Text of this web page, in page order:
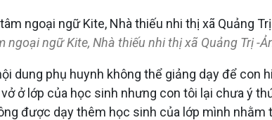
ngữ Kite, Nhà thiếu nhi thị xã Quảng Trị -
dung phụ huynh không thể giảng dạy để
ở lớp của học sinh nhưng con tôi lại chưa ý
được dạy thêm học sinh của lớp mình